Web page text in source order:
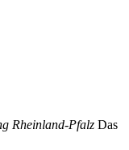
Rheinland-Pfalz Das